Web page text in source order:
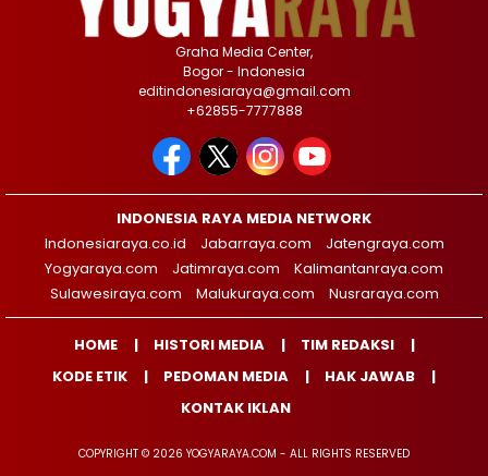
Graha Media Center,
Bogor - Indonesia
editindonesiaraya@gmail.com
+62855-7777888
INDONESIA RAYA MEDIA NETWORK
Indonesiaraya.co.id
Jabarraya.com
Jatengraya.com
Yogyaraya.com
Jatimraya.com
Kalimantanraya.com
Sulawesiraya.com
Malukuraya.com Nusraraya.com
HOME HISTORI MEDIA
TIM REDAKSI
KODE ETIK
PEDOMAN MEDIA
HAK JAWAB
KONTAK IKLAN
COPYRIGHT © 2026 YOGYARAYA.COM - ALL RIGHTS RESERVED